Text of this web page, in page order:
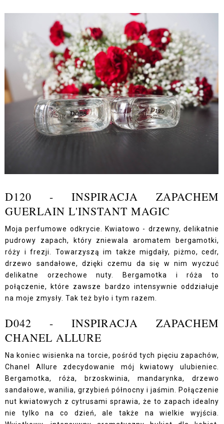
D120 - INSPIRACJA ZAPACHEM
GUERLAIN L'INSTANT MAGIC
Moja perfumowe odkrycie. Kwiatowo - drzewny, delikatnie
pudrowy zapach, który zniewala aromatem bergamotki,
róży i frezji. Towarzyszą im także migdały, piżmo, cedr,
drzewo sandałowe, dzięki czemu da się w nim wyczuć
delikatne orzechowe nuty. Bergamotka i róża to
połączenie, które zawsze bardzo intensywnie oddziałuje
na moje zmysły. Tak też było i tym razem.
D042 - INSPIRACJA ZAPACHEM
CHANEL ALLURE
Na koniec wisienka na torcie, pośród tych pięciu zapachów,
Chanel Allure zdecydowanie mój kwiatowy ulubieniec.
Bergamotka, róża, brzoskwinia, mandarynka, drzewo
sandałowe, wanilia, grzybień północny i jaśmin. Połączenie
nut kwiatowych z cytrusami sprawia, że to zapach idealny
nie tylko na co dzień, ale także na wielkie wyjścia.